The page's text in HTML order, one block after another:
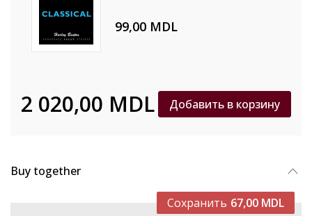
99,00 MDL
2 020,00 MDL Добавить в корзину
Buy together
Сохранить 67,00 MDL